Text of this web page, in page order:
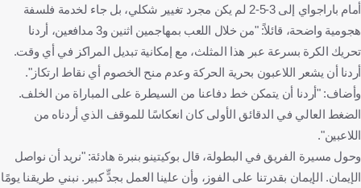
أمام باراجواي إلى 3-5-2 لم يكن مجرد تغيير شكلي، بل جاء لخدمة فلسفة
هجومية واضحة، قائلاً: "من خلال اللعب بمهاجمين اثنين و3 مدافعين، أردنا
تحريك الكرة بسرعة عبر هذا المثلث، مع إمكانية تبديل المراكز في أي وقت.
أردنا أن يشعر اللاعبون بحرية الحركة وعدم منح الخصوم أي نقاط ارتكاز".
وأضاف: "أردنا أن يتمكن خط دفاعنا من السيطرة على المباراة من الخلف.
الضغط العالي في الدقائق الأولى كان انعكاسًا للموقف الذي أردناه من
اللاعبين".
وحول مسيرة الفريق في البطولة، قال بوكيتينو بنبرة هادئة: "نريد أن نواصل
الإيمان. الإيمان بقدرتنا على الفوز، وأن علينا العمل بجدٍّ كبير. نبني طريقنا يومًا